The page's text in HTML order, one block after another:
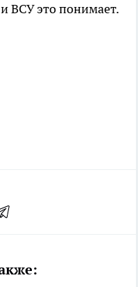
ВСУ это понимает.